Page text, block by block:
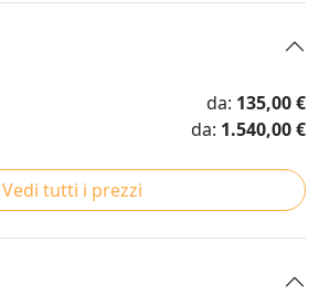
da: 135,00 €
da: 1.540,00 €
Vedi tutti i prezzi